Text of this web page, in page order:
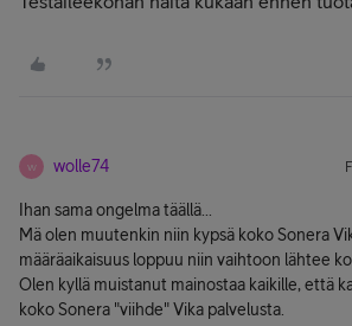
W wolle74
Ihan sama ongelma täällä...
Mä olen muutenkin niin kypsä koko Sonera
määräaikaisuus loppuu niin vaihtoon lähtee
Olen kyllä muistanut mainostaa kaikille, että
koko Sonera "viihde" Vika palvelusta.